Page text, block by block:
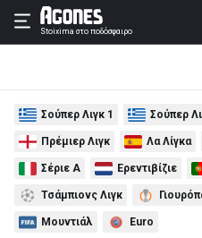
Stoixima στο ποδόσφαιρο
Σούπερ Λιγκ 1 Σούπερ
Πρέμιερ Λιγκ Λα Λίγκα
Σέριε Α Ερεντιβίζιε
Τσάμπιονς Λιγκ
Μουντιάλ Euro